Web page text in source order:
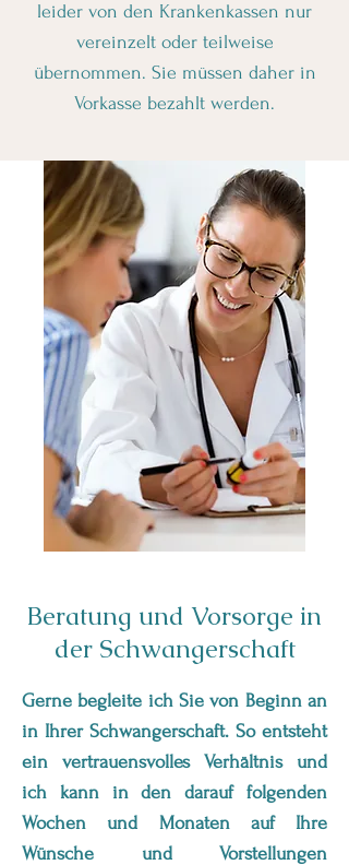
leider von den Krankenkassen nur
vereinzelt oder teilweise
übernommen. Sie müssen daher in
Vorkasse bezahlt werden.
Beratung und Vorsorge in
der Schwangerschaft
Gerne begleite ich Sie von Beginn an
in Ihrer Schwangerschaft. So entsteht
ein vertrauensvolles Verhältnis und
ich kann in den darauf folgenden
Wochen und Monaten auf Ihre
Wünsche und Vorstellungen